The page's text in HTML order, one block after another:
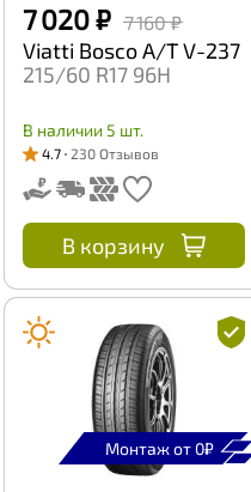
7 020 ₽ 7 160 ₽
Viatti Bosco A/T V-237
215/60 R17 96H
В наличии 5 шт.
4.7 230 Отзывов
В корзину
Монтаж от 0₽